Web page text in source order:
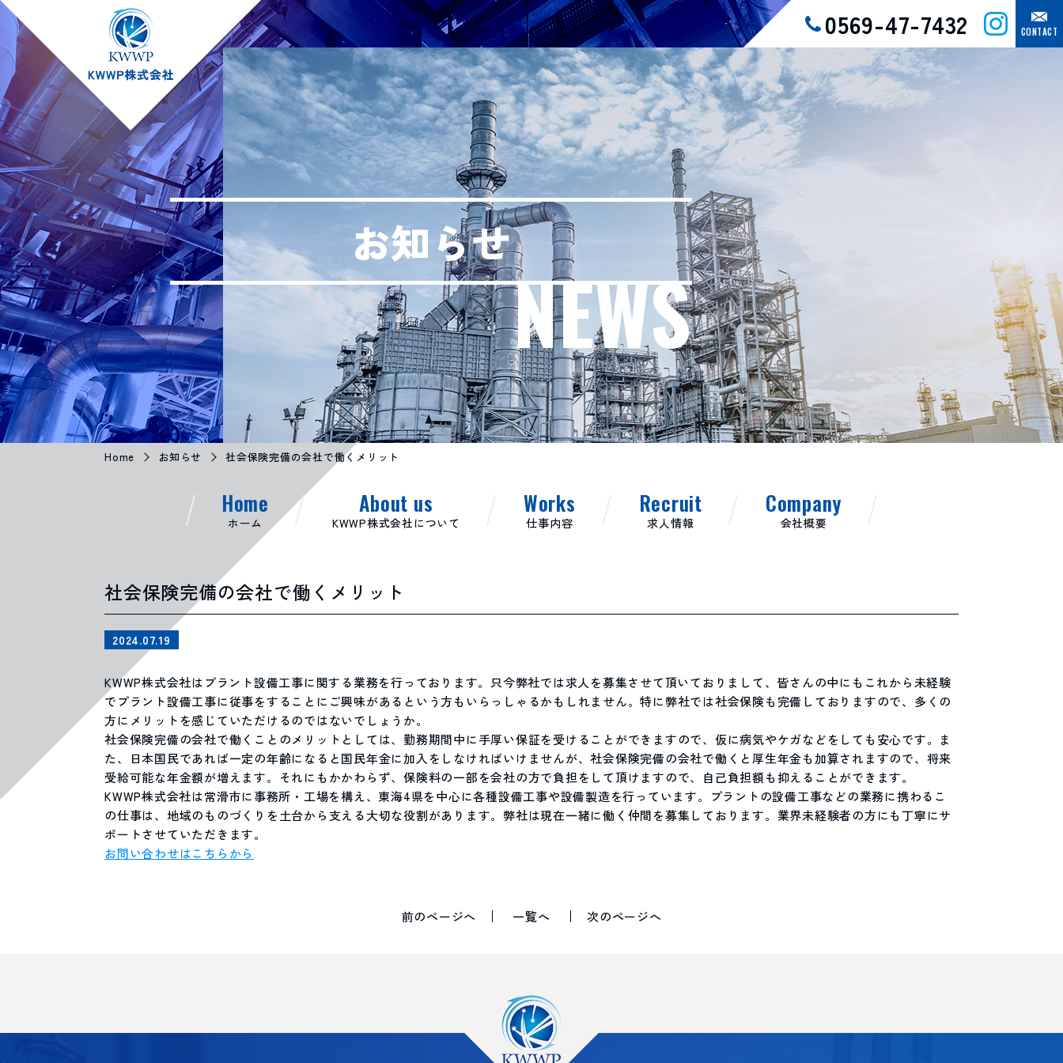
0569-47-7432 CONTACT
お知らせ
NEWS
Home お知らせ 社会保険完備の会社で働くメリット
Home
ホーム
About us
KWWP株式会社について
Works
仕事内容
Recruit
求人情報
Company
会社概要
社会保険完備の会社で働くメリット
2024.07.19
KWWP株式会社はプラント設備工事に関する業務を行っております。只今弊社では求人を募集させて頂いておりまして、皆さんの中にもこれから未経験
でプラント設備工事に従事をすることにご興味があるという方もいらっしゃるかもしれません。特に弊社では社会保険も完備しておりますので、多くの
方にメリットを感じていただけるのではないでしょうか。
社会保険完備の会社で働くことのメリットとしては、勤務期間中に手厚い保証を受けることができますので、仮に病気やケガなどをしても安心です。ま
た、日本国民であれば一定の年齢になると国民年金に加入をしなければいけませんが、社会保険完備の会社で働くと厚生年金も加算されますので、将来
受給可能な年金額が増えます。それにもかかわらず、保険料の一部を会社の方で負担をして頂けますので、自己負担額も抑えることができます。
KWWP株式会社は常滑市に事務所・工場を構え、東海4県を中心に各種設備工事や設備製造を行っています。プラントの設備工事などの業務に携わるこ
の仕事は、地域のものづくりを土台から支える大切な役割があります。弊社は現在一緒に働く仲間を募集しております。業界未経験者の方にも丁寧にサ
ポートさせていただきます。
お問い合わせはこちらから
前のページへ 一覧へ 次のページへ